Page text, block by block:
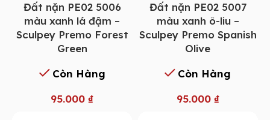
Đất nặn PE02 5006
màu xanh lá đậm –
Sculpey Premo Forest
Green
Còn Hàng
95.000 ₫
Đất nặn PE02 5007
màu xanh ô-liu –
Sculpey Premo Spanish
Olive
Còn Hàng
95.000 ₫